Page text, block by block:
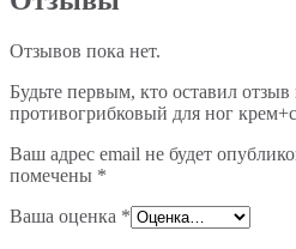
Отзывов пока нет.
Будьте первым, кто оставил
противогрибковый для ног
Ваш адрес email не будет
помечены *
Ваша оценка *